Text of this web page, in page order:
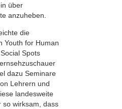
über
anzuheben.
die
Youth for Human
Spots
dazu Seminare
Lehrern und
landesweite
so wirksam, dass